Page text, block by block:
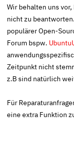
Wir behalten uns
nicht zu
populärer Open-
Forum bspw.
Zeitpunkt nicht
z.B sind natürlich
Für
eine extra Funktion